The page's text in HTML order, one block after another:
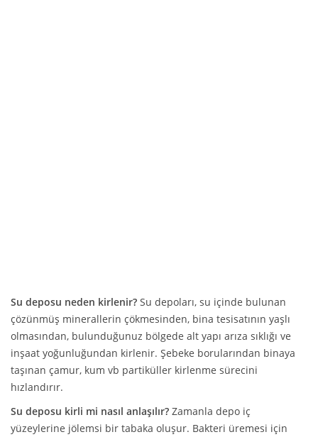
Su deposu neden kirlenir? Su depoları, su içinde bulunan
çözünmüş minerallerin çökmesinden, bina tesisatının yaşlı
olmasından, bulunduğunuz bölgede alt yapı arıza sıklığı ve
inşaat yoğunluğundan kirlenir. Şebeke borularından binaya
taşınan çamur, kum vb partiküller kirlenme sürecini
hızlandırır.
Su deposu kirli mi nasıl anlaşılır? Zamanla depo iç
yüzeylerine jölemsi bir tabaka oluşur. Bakteri üremesi için